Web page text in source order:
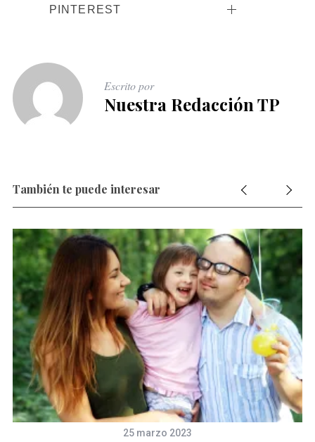
PINTEREST
Escrito por
Nuestra Redacción TP
También te puede interesar
25 marzo 2023